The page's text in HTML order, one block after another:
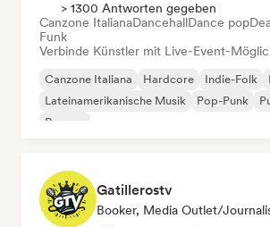
> 1300 Antworten gegeben
Canzone ItalianaDancehallDance pop
Funk
Verbinde Künstler mit Live-Event-
Canzone Italiana Hardcore Indie-Folk
Lateinamerikanische Musik
Pop-Punk
Reggae
Gatillerostv